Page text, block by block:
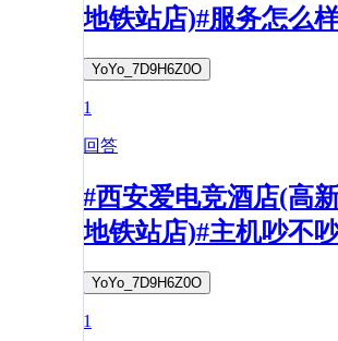
地铁站店)#服务怎么
YoYo_7D9H6Z0O
1
回答
#西安爱电竞酒店(高
地铁站店)#主机吵不
YoYo_7D9H6Z0O
1